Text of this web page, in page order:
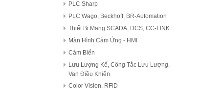
PLC Sharp
PLC Wago, Beckhoff, BR-Automation
Thiết Bị Mạng SCADA, DCS, CC-LINK
Màn Hình Cảm Ứng - HMI
Cảm Biến
Lưu Lượng Kế, Công Tắc Lưu Lượng,
Van Điều Khiển
Color Vision, RFID